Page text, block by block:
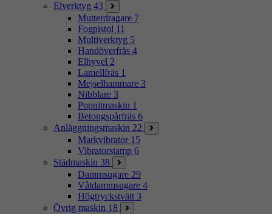
Elverktyg 43
Mutterdragare 7
Fogpistol 11
Multiverktyg 5
Handöverfräs 4
Elhyvel 2
Lamellfräs 1
Mejselhammare 3
Nibblare 3
Popnitmaskin 1
Betongspårfräs 6
Anläggningsmaskin 22
Markvibrator 15
Vibratorstamp 6
Städmaskin 38
Dammsugare 29
Våtdammsugare 4
Högtryckstvätt 3
Övrig maskin 18